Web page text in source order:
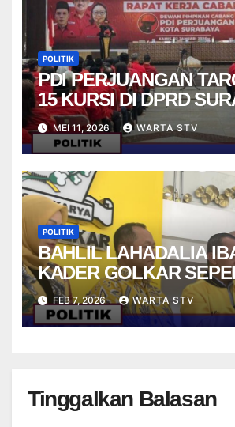
POLITIK
PDI PERJUANGAN
15 KURSI DI DPRD
PADA PEMILU 2029
MEI 11, 2026 WARTA STV
POLITIK
BAHLIL LAHADALIA
KADER GOLKAR
STRIKER DALAM
FUTSAL
FEB 7, 2026 WARTA STV
Tinggalkan Balasan